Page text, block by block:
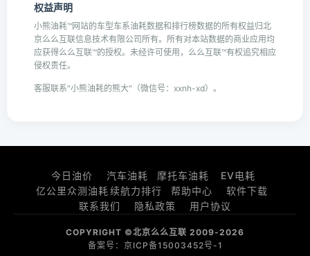
权益声明
小熊油耗™网站的车型车系油耗数据和排行榜数据的所有权益归北
京么么互联信息技术有限公司所有。所有对本站数据的商业应用均
应获得么么互联™的授权。未经许可使用，么么互联™有权追究相应
侵权责任。
客服联系"小熊油耗的熊大"（微信号：xxnh-xd）。
今日油价 汽车油耗 摩托车油耗
EV电耗
亿公里众测油耗续航力排行 帮助中心
软件下载
联系我们
隐私政策 用户协议
COPYRIGHT ©北京么么互联 2009-2026
备案号：京ICP备15003452号-1